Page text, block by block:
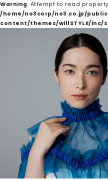
Warning: Attempt to read
/home/no3corp/no3.co.jp/
content/themes/willSTYLE/inc/